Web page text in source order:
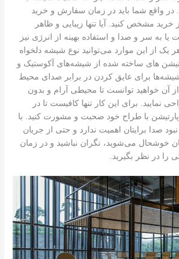
واقع شما باید در زمان سفارش و خرید
مشخص کنید. آيا تنها زیبایی و ظاهر
به سر و صدا و استفاده بهینه از انرژی نیز
یک از این موارد می‌توانید نوع شیشه دلخواه
های ساخته شده از شیشه‌های آکوستیک و
شیشه‌ها برای عایق کردن در برابر صدای محیط
آن خواهید توانست تا محیطی آرام و بدون
نمایید. برای این کار تنها کافیست تا در
با طراح خود صحبت و مشورت کنید. با
صدا برایتان اهمیت ندارد و حتی از جریان
خوشحال می‌شوید، نگران نباشید و در زمان
را در نظر بگیرید.